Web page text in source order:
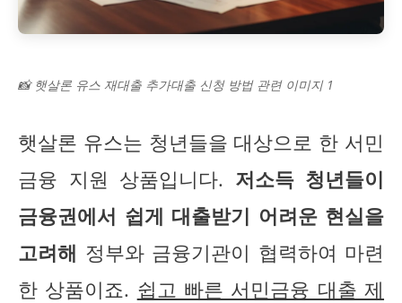
📸 햇살론 유스 재대출 추가대출 신청 방법 관련 이미지 1
햇살론 유스는 청년들을 대상으로 한 서민
금융 지원 상품입니다. 저소득 청년들이
금융권에서 쉽게 대출받기 어려운 현실을
고려해 정부와 금융기관이 협력하여 마련
한 상품이죠. 쉽고 빠른 서민금융 대출 제